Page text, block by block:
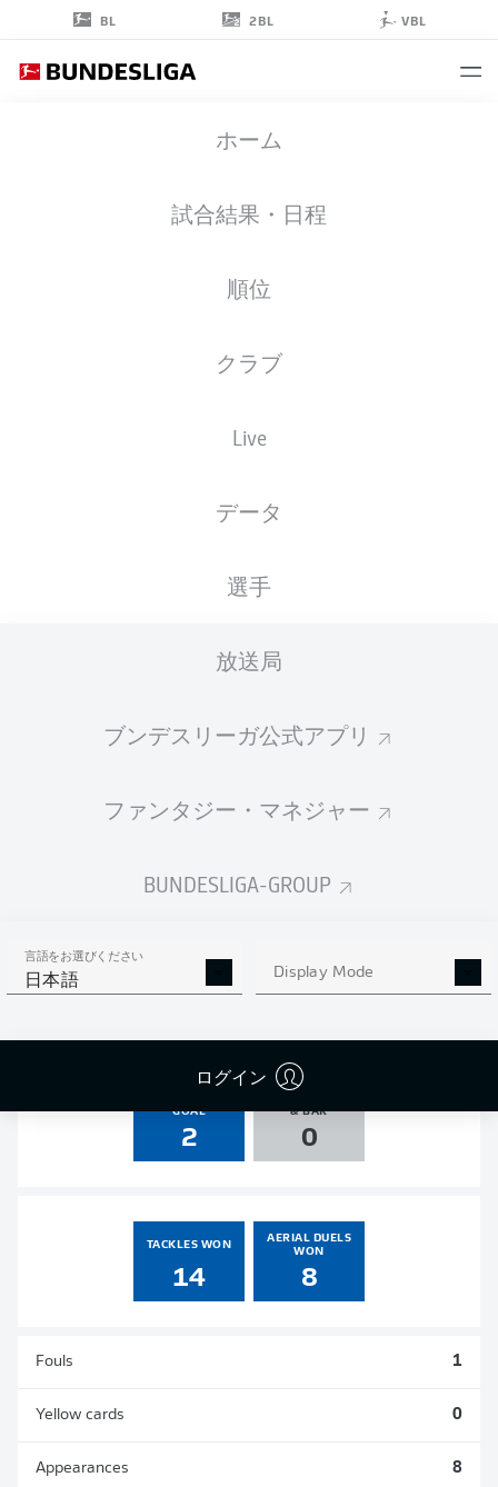
BL 2BL VBL
ホーム
試合結果・日程
順位
クラブ
Live
データ
選手
放送局
ブンデスリーガ公式アプリ
ファンタジー・マネジャー
BUNDESLIGA-GROUP
言語をお選びください
日本語 Display Mode
ログイン
11.08.1997
2025/2026
統計 シーズン 2025/2026
GOALS PENALTIES
GOAL
2
& BAR
0
TACKLES WON
14
AERIAL DUELS
WON
8
Fouls 1
Yellow cards 0
Appearances 8